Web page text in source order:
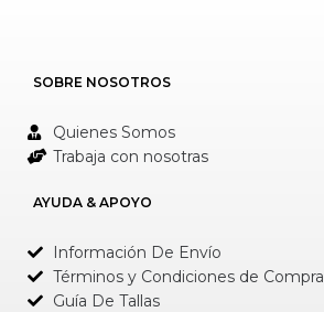
SOBRE NOSOTROS
Quienes Somos
Trabaja con nosotras
AYUDA & APOYO
Información De Envío
Términos y Condiciones de Compra
Guía De Tallas